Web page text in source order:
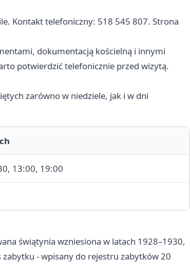
Kontakt telefoniczny: 518 545 807. Strona
dokumentacją kościelną i innymi
potwierdzić telefonicznie przed wizytą.
zarówno w niedziele, jak i w dni
13:00, 19:00
świątynia wzniesiona w latach 1928–1930,
- wpisany do rejestru zabytków 20